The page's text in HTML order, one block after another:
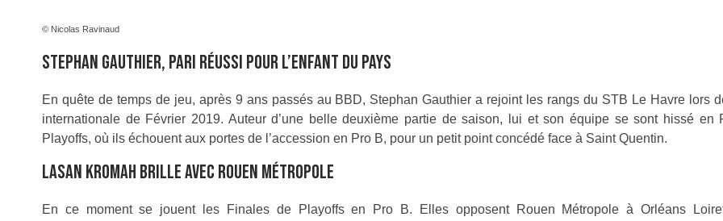
© Nicolas Ravinaud
STEPHAN GAUTHIER, PARI RÉUSSI POUR L’ENFANT DU PAYS
En quête de temps de jeu, après 9 ans passés au BBD, Stephan Gauthier a rejoint les rangs du STB Le Havre lors
internationale de Février 2019. Auteur d’une belle deuxième partie de saison, lui et son équipe se sont hissé en
Playoffs, où ils échouent aux portes de l’accession en Pro B, pour un petit point concédé face à Saint Quentin.
LASAN KROMAH BRILLE AVEC ROUEN MÉTROPOLE
En ce moment se jouent les Finales de Playoffs en Pro B. Elles opposent Rouen Métropole à Orléans